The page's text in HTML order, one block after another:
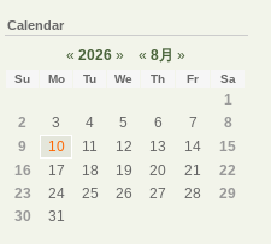
Calendar
« 2026 » « 8月 »
Su Mo Tu We Th Fr Sa
1
2
3 4 5 6 7
8
9
10 11 12 13 14
15
16
17 18 19 20 21
22
23
24 25 26 27 28
29
30
31